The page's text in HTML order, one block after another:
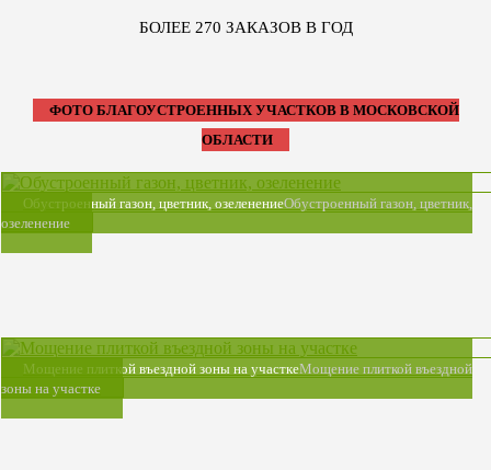
БОЛЕЕ 270 ЗАКАЗОВ В ГОД
ФОТО БЛАГОУСТРОЕННЫХ УЧАСТКОВ В МОСКОВСКОЙ
ОБЛАСТИ
Обустроенный газон, цветник, озеленениеОбустроенный газон, цветник,
озеленение
Мощение плиткой въездной зоны на участкеМощение плиткой въездной
зоны на участке